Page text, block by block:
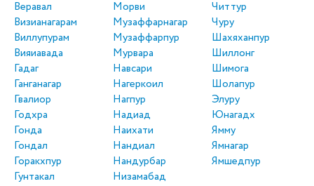
Веравал
Визианагарам
Виллупурам
Вияиавада
Гадаг
Ганганагар
Гвалиор
Годхра
Гонда
Гондал
Горакхпур
Гунтакал
Морви
Музаффарнагар
Музаффарпур
Мурвара
Навсари
Нагеркоил
Нагпур
Надиад
Наихати
Нандиал
Нандурбар
Низамабад
Читтур
Чуру
Шахяханпур
Шиллонг
Шимога
Шолапур
Элуру
Юнагадх
Ямму
Ямнагар
Ямшедпур